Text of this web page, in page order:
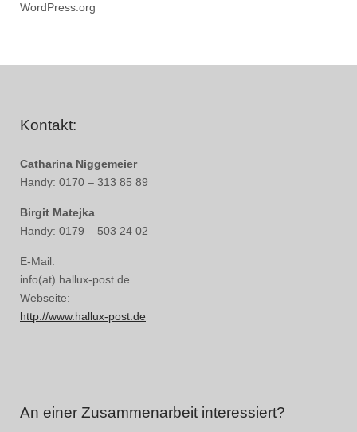
WordPress.org
Kontakt:
Catharina Niggemeier
Handy: 0170 – 313 85 89
Birgit Matejka
Handy: 0179 – 503 24 02
E-Mail:
info(at) hallux-post.de
Webseite:
http://www.hallux-post.de
An einer Zusammenarbeit interessiert?